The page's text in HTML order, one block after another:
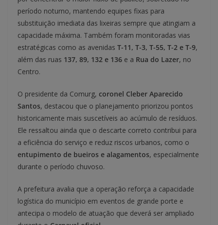
período noturno, mantendo equipes fixas para
substituição imediata das lixeiras sempre que atingiam a
capacidade máxima. Também foram monitoradas vias
estratégicas como as avenidas T-11, T-3, T-55, T-2 e T-9,
além das ruas 137, 89, 132 e 136 e a Rua do Lazer, no
Centro.
O presidente da Comurg, coronel Cleber Aparecido
Santos, destacou que o planejamento priorizou pontos
historicamente mais suscetíveis ao acúmulo de resíduos.
Ele ressaltou ainda que o descarte correto contribui para
a eficiência do serviço e reduz riscos urbanos, como o
entupimento de bueiros e alagamentos, especialmente
durante o período chuvoso.
A prefeitura avalia que a operação reforça a capacidade
logística do município em eventos de grande porte e
antecipa o modelo de atuação que deverá ser ampliado